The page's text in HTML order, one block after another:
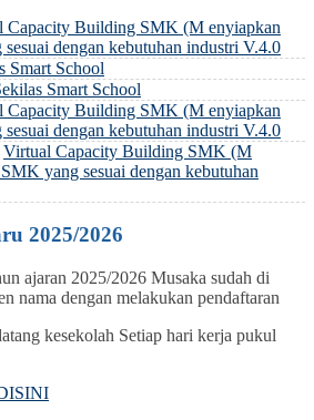
Capacity Building SMK (M enyiapkan
dengan kebutuhan industri V.4.0
Smart School
Smart School
Capacity Building SMK (M enyiapkan
dengan kebutuhan industri V.4.0
Virtual Capacity Building SMK (M
yang sesuai dengan kebutuhan
2025/2026
ajaran 2025/2026 Musaka sudah di
nama dengan melakukan pendaftaran
kesekolah Setiap hari kerja pukul